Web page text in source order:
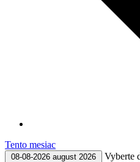
Tento mesiac
08-08-2026 august 2026 Vyberte